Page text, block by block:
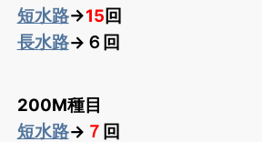
短水路→15回
長水路→６回
200M種目
短水路→ ７ 回